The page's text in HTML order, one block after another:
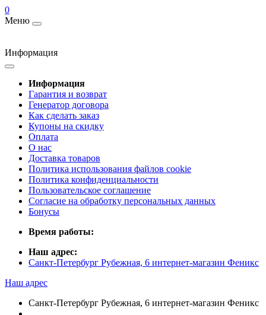
0
Меню
Информация
Информация
Гарантия и возврат
Генератор договора
Как сделать заказ
Купоны на скидку
Оплата
О нас
Доставка товаров
Политика использования файлов cookie
Политика конфиденциальности
Пользовательское соглашение
Согласие на обработку персональных данных
Бонусы
Время работы:
Наш адрес:
Санкт-Петербург Рубежная, 6 интернет-магазин Феникс
Наш адрес
Санкт-Петербург Рубежная, 6 интернет-магазин Феникс